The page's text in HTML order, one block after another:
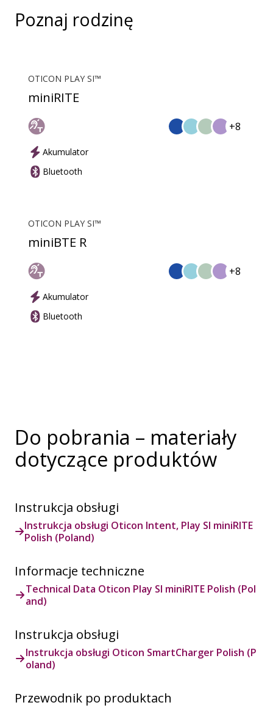
Poznaj rodzinę
OTICON PLAY SI™
miniRITE
+8
Akumulator
Bluetooth
OTICON PLAY SI™
miniBTE R
+8
Akumulator
Bluetooth
Do pobrania – materiały
dotyczące produktów
Instrukcja obsługi
Instrukcja obsługi Oticon Intent, Play SI miniRITE
Polish (Poland)
Informacje techniczne
Technical Data Oticon Play SI miniRITE Polish (Pol
and)
Instrukcja obsługi
Instrukcja obsługi Oticon SmartCharger Polish (P
oland)
Przewodnik po produktach